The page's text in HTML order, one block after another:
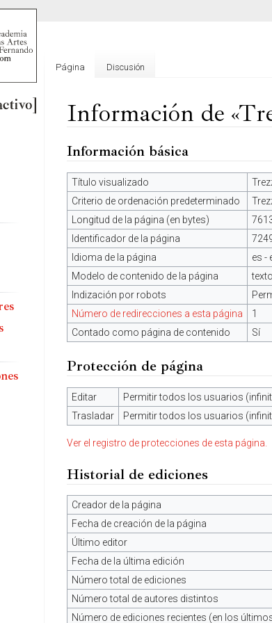
Información de
Ir
la
navegación
Ir
la
búsqueda
Información básica
Título visualizado
Criterio de ordenación predeterminado
Longitud de la página (en bytes)
Identificador de la página
Idioma de la página
es -
Modelo de contenido de la página
Indización por robots
Número de redirecciones a esta página
1
Contado como página de contenido
Sí
Protección de página
Editar
Permitir todos los usuarios
Trasladar
Permitir todos los usuarios
Ver el registro de protecciones de esta página.
Historial de ediciones
Creador de la página
Fecha de creación de la página
Último editor
Fecha de la última edición
Número total de ediciones
Número total de autores distintos
Número de ediciones recientes (en los
Página Discusión